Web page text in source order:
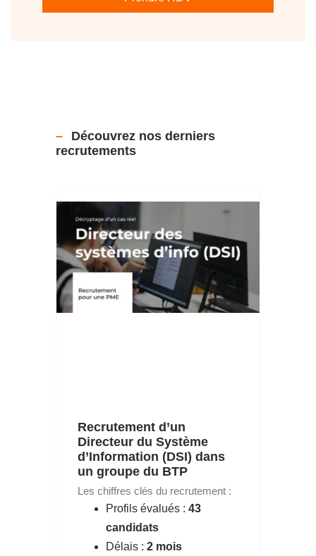
Découvrez nos derniers
recrutements
Recrutement d’un
Directeur du Système
d’Information (DSI) dans
un groupe du BTP
Les chiffres clés du recrutement :
Profils évalués : 43
candidats
Délais : 2 mois